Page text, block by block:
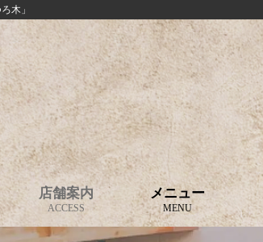
木」
店舗案内
ACCESS
メニュー
MENU